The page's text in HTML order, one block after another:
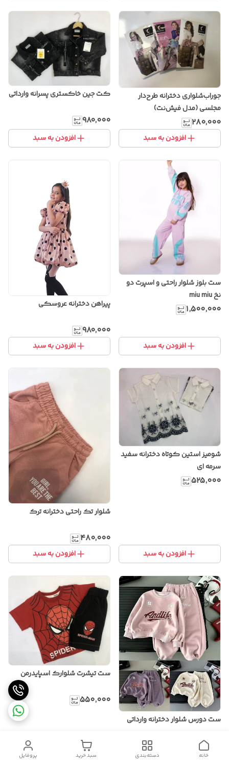
جوراب‌شلواری دخترانه طرح‌دار
مجلسی (مدل فیش‌نت)
۲۸۰٬۰۰۰
افزودن به سبد
کت جین خاکستری پسرانه وارداتی
۹۸۰٬۰۰۰
افزودن به سبد
ست بلوز شلوار راحتی و اسپرت دو
نخ miu miu
۱٬۵۰۰٬۰۰۰
افزودن به سبد
پیراهن دخترانه عروسکی
۹۸۰٬۰۰۰
افزودن به سبد
شومیز استین کوتاه دخترانه سفید
سرمه ای
۵۲۵٬۰۰۰
افزودن به سبد
شلوار تک راحتی دخترانه ترک
۴۸۰٬۰۰۰
افزودن به سبد
ست دورس شلوار دخترانه وارداتی
۲٬۹۸۰٬۰۰۰
افزودن به سبد
ست تیشرت شلوارک اسپایدرمن
۵۵۰٬۰۰۰
افزودن به سبد
پروفایل سبد خرید دسته‌بندی خانه